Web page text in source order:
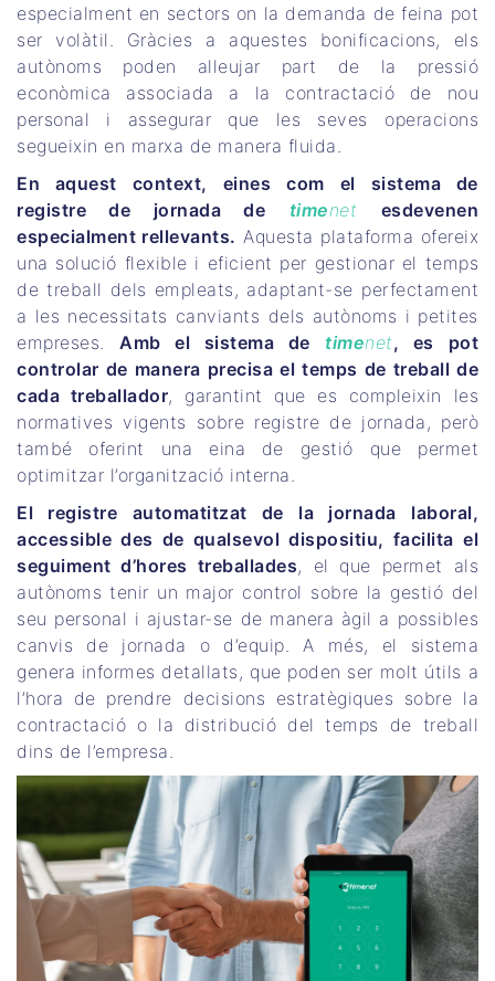
especialment en sectors on la demanda de feina pot
ser volàtil. Gràcies a aquestes bonificacions, els
autònoms poden alleujar part de la pressió
econòmica associada a la contractació de nou
personal i assegurar que les seves operacions
segueixin en marxa de manera fluida.
En aquest context, eines com el sistema de
registre de jornada de
timenet
esdevenen
especialment rellevants. Aquesta plataforma ofereix
una solució flexible i eficient per gestionar el temps
de treball dels empleats, adaptant-se perfectament
a les necessitats canviants dels autònoms i petites
empreses.Amb el sistema de timenet, es pot
controlar de manera precisa el temps de treball de
cada treballador, garantint que es compleixin les
normatives vigents sobre registre de jornada, però
també oferint una eina de gestió que permet
optimitzar l’organització interna.
El registre automatitzat de la jornada laboral,
accessible des de qualsevol dispositiu, facilita el
seguiment d’hores treballades, el que permet als
autònoms tenir un major control sobre la gestió del
seu personal i ajustar-se de manera àgil a possibles
canvis de jornada o d’equip. A més, el sistema
genera informes detallats, que poden ser molt útils a
l’hora de prendre decisions estratègiques sobre la
contractació o la distribució del temps de treball
dins de l’empresa.